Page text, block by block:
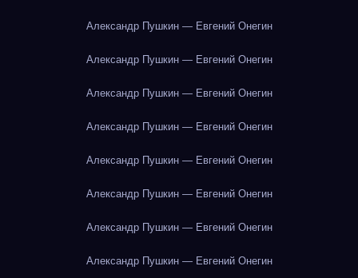
Александр Пушкин — Евгений Онегин
Александр Пушкин — Евгений Онегин
Александр Пушкин — Евгений Онегин
Александр Пушкин — Евгений Онегин
Александр Пушкин — Евгений Онегин
Александр Пушкин — Евгений Онегин
Александр Пушкин — Евгений Онегин
Александр Пушкин — Евгений Онегин